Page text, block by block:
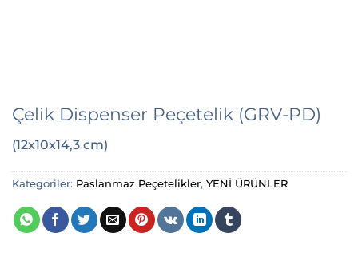
Çelik Dispenser Peçetelik (GRV-PD)
(12x10x14,3 cm)
Kategoriler: Paslanmaz Peçetelikler, YENİ ÜRÜNLER